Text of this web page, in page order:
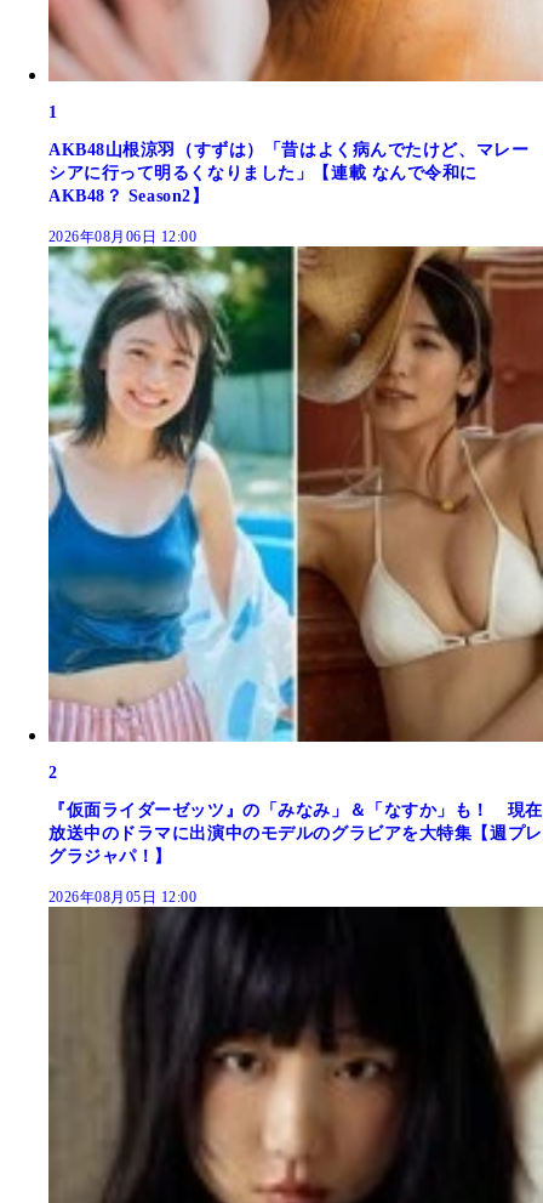
1
AKB48山根涼羽（すずは）「昔はよく病んでたけど、マレー
シアに行って明るくなりました」【連載 なんで令和に
AKB48？ Season2】
2026年08月06日 12:00
2
『仮面ライダーゼッツ』の「みなみ」＆「なすか」も！ 現在
放送中のドラマに出演中のモデルのグラビアを大特集【週プレ
グラジャパ！】
2026年08月05日 12:00